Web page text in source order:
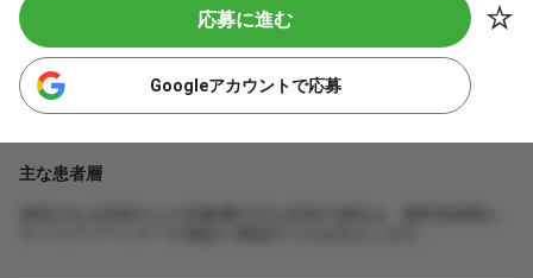
応募に進む
Googleアカウントで応募
主な患者層